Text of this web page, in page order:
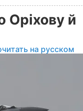
Оріхову й
на русском